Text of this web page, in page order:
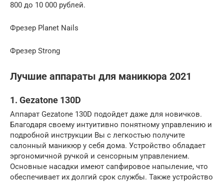
800 до 10 000 рублей.
Фрезер Planet Nails
Фрезер Strong
Лучшие аппараты для маникюра 2021
1. Gezatone 130D
Аппарат Gezatone 130D подойдет даже для новичков.
Благодаря своему интуитивно понятному управлению и
подробной инструкции Вы с легкостью получите
салонный маникюр у себя дома. Устройство обладает
эргономичной ручкой и сенсорным управлением.
Основные насадки имеют сапфировое напыление, что
обеспечивает их долгий срок службы. Также устройство